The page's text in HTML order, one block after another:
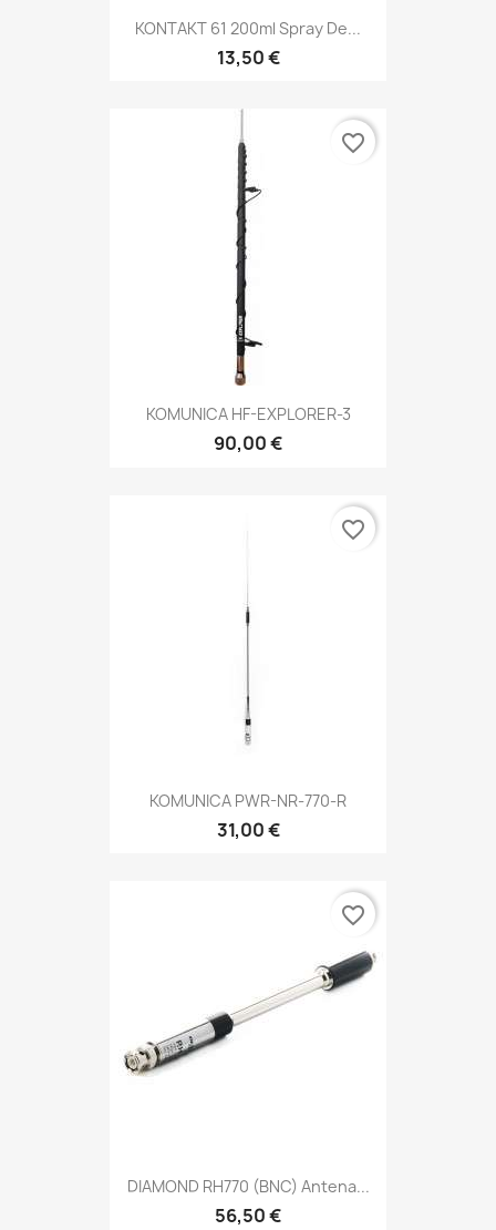
KONTAKT 61 200ml Spray De...
13,50 €
KOMUNICA HF-EXPLORER-3
90,00 €
favorite_border
KOMUNICA PWR-NR-770-R
31,00 €
favorite_border
DIAMOND RH770 (BNC) Antena...
56,50 €
favorite_border